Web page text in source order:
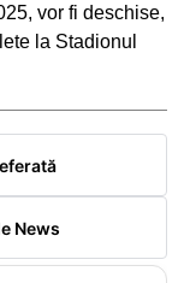
vor fi deschise,
la Stadionul
News